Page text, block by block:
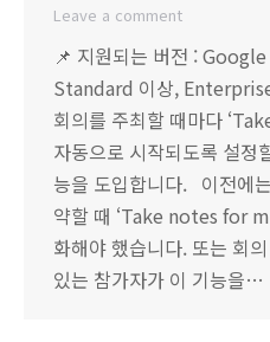
Leave a comment
📌 지원되는 버전 :
Standard 이상,
회의를 주최할 때마다
자동으로 시작되도록 설정
능을 도입합니다. 이전에
약할 때 ‘Take notes for
화해야 했습니다. 또는 회
있는 참가자가 이 기능을…